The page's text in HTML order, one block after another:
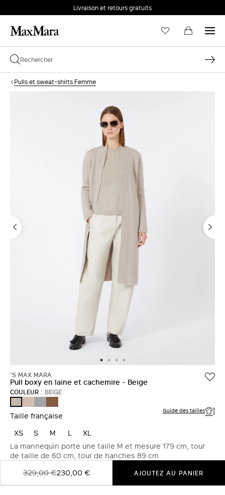
Livraison et retours gratuits
Pulls et sweat-shirts Femme
'S MAX MARA
Pull boxy en laine et cachemire - Beige
COULEUR : BEIGE
Taille française Guide des tailles
XS S M L
XL
La mannequin porte une taille M et mesure 179 cm, tour
de taille de 60 cm, tour de hanches 89 cm
329,00 €230,00 € AJOUTEZ AU PANIER